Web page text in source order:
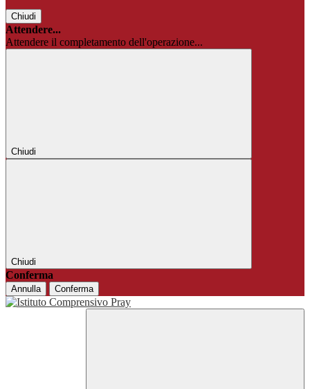
Chiudi
Attendere...
Attendere il completamento dell'operazione...
Chiudi
Chiudi
Conferma
Annulla Conferma